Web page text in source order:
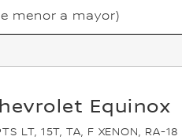
Equinox
LT, 15T, TA, F XENON, RA-18